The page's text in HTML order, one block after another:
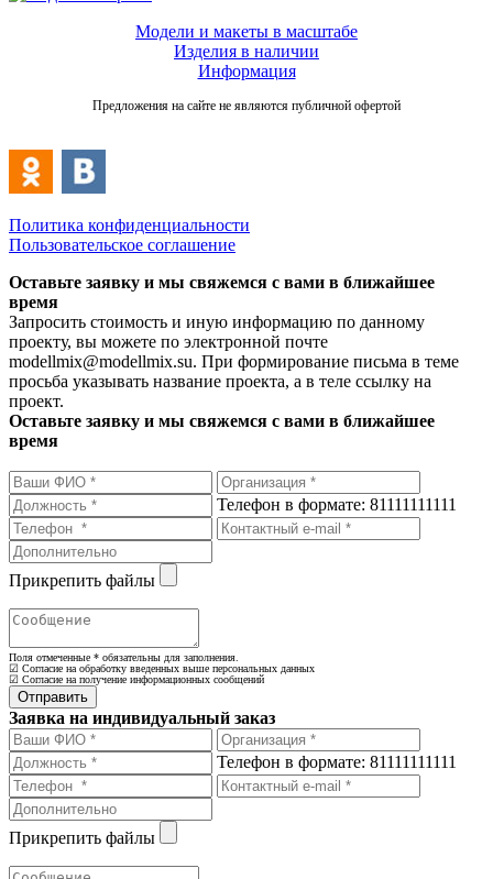
Модели и макеты в масштабе
Изделия в наличии
Информация
Предложения на сайте не являются публичной офертой
Политика конфиденциальности
Пользовательское соглашение
Оставьте заявку и мы свяжемся с вами в ближайшее
время
Запросить стоимость и иную информацию по данному
проекту, вы можете по электронной почте
modellmix@modellmix.su. При формирование письма в теме
просьба указывать название проекта, а в теле ссылку на
проект.
Оставьте заявку и мы свяжемся с вами в ближайшее
время
Телефон в формате: 81111111111
Прикрепить файлы
Поля отмеченные * обязательны для заполнения.
☑ Согласие на обработку введенных выше персональных данных
☑ Согласие на получение информационных сообщений
Заявка на индивидуальный заказ
Телефон в формате: 81111111111
Прикрепить файлы